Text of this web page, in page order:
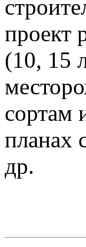
проект
(10, 15
сортам
планах
др.